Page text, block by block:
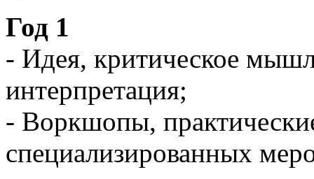
Год 1
- Идея, критическое
интерпретация;
- Воркшопы,
специализированных